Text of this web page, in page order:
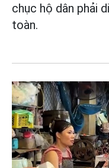
chục hộ dân phải
toàn.